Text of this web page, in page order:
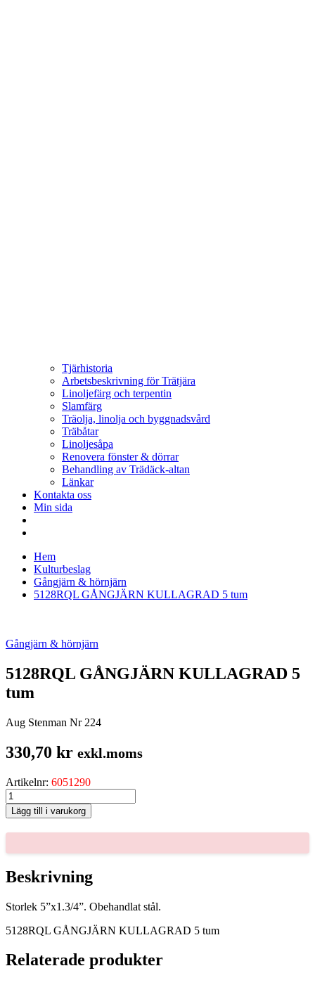
Tjärhistoria
Arbetsbeskrivning för Trätjära
Linoljefärg och terpentin
Slamfärg
Träolja, linolja och byggnadsvård
Träbåtar
Linoljesåpa
Renovera fönster & dörrar
Behandling av Trädäck-altan
Länkar
Kontakta oss
Min sida
Hem
Kulturbeslag
Gångjärn & hörnjärn
5128RQL GÅNGJÄRN KULLAGRAD 5 tum
Gångjärn & hörnjärn
5128RQL GÅNGJÄRN KULLAGRAD 5
tum
Aug Stenman Nr 224
330,70 kr exkl.moms
Artikelnr: 6051290
5128RQL
GÅNGJÄRN
KULLAGRAD
5
mängd
Lägg till i varukorg
Beskrivning
Storlek 5”x1.3/4”. Obehandlat stål.
5128RQL GÅNGJÄRN KULLAGRAD 5 tum
Relaterade produkter